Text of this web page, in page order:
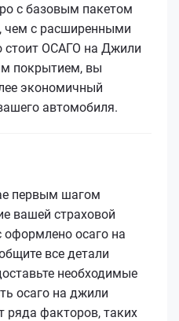
с базовым пакетом
чем с расширенными
стоит ОСАГО на Джили
покрытием, вы
экономичный
автомобиля.
первым шагом
вашей страховой
оформлено осаго на
все детали
необходимые
осаго на джили
ряда факторов, таких